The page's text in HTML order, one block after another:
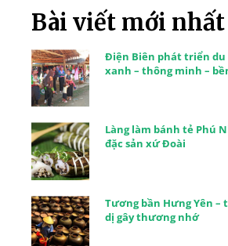
Bài viết mới nhất
Điện Biên phát triển
xanh – thông minh –
Làng làm bánh tẻ Phú
đặc sản xứ Đoài
Tương bần Hưng Yên –
dị gây thương nhớ